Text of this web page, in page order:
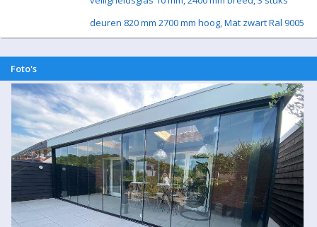
deuren 820 mm 2700 mm hoog, Mat zwart Ral 9005
Foto's